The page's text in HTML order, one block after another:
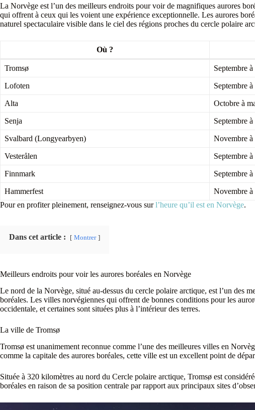
La Norvège est l’un des meilleurs endroits pour voir de magnifiques aurores
qui offrent à ceux qui les voient une expérience exceptionnelle. Les aurores
naturel spectaculaire visible dans le ciel des régions proches du cercle polaire
Où ?
Tromsø Septembre
Lofoten Septembre
Alta Octobre à
Senja Septembre à
Svalbard (Longyearbyen) Novembre
Vesterålen Septembre
Finnmark Septembre à
Hammerfest
Novembre à
Pour en profiter pleinement, renseignez-vous surl’heure qu’il est en Norvège.
Dans cet article : Montrer
Meilleurs endroits pour voir les aurores boréales en Norvège
Le nord de la Norvège, situé au-dessus du cercle polaire arctique, est l’un des
boréales. Les villes norvégiennes qui offrent de bonnes conditions pour les
occidentale, et certaines sont situées plus à l’intérieur des terres.
La ville de Tromsø
Tromsø est unanimement reconnue comme l’une des meilleures villes en
comme la capitale des aurores boréales, cette ville est un excellent point de
Située à 320 kilomètres au nord du Cercle polaire arctique, Tromsø est
boréales en raison de sa position centrale par rapport aux principaux sites